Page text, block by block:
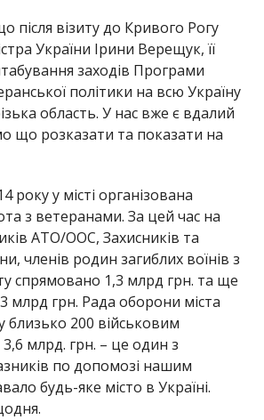
після візиту до Кривого Рогу
України Ірини Верещук,її
заходів Програми
політики на всю Україну
область. У нас вже є вдалий
що розказати та показати на
року у місті організована
з ветеранами. За цей час на
АТО/ООС, Захисників та
членів родин загиблих воїнів з
спрямовано 1,3 млрд грн. та ще
млрд грн. Рада оборони міста
200 військовим
млрд. грн. – це один з
по допомозі нашим
будь-яке місто в Україні.